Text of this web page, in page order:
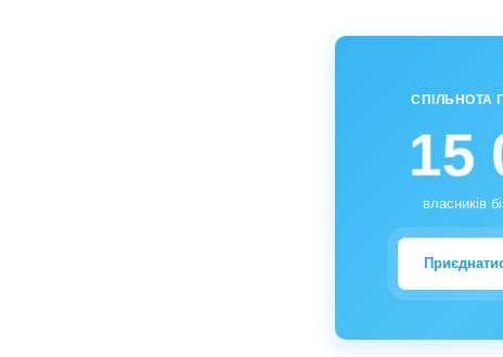
СПІЛЬНОТА
15
власників